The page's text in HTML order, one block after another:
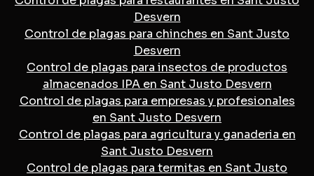
Desvern
Control de plagas para chinches en Sant Justo
Desvern
Control de plagas para insectos de productos
almacenados IPA en Sant Justo Desvern
Control de plagas para empresas y profesionales
en Sant Justo Desvern
Control de plagas para agricultura y ganaderia en
Sant Justo Desvern
Control de plagas para termitas en Sant Justo